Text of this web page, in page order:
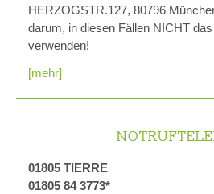
HERZOGSTR.127, 80796
darum, in diesen Fällen NICHT
verwenden!
[mehr]
01805 TIERRE
01805 84 3773*